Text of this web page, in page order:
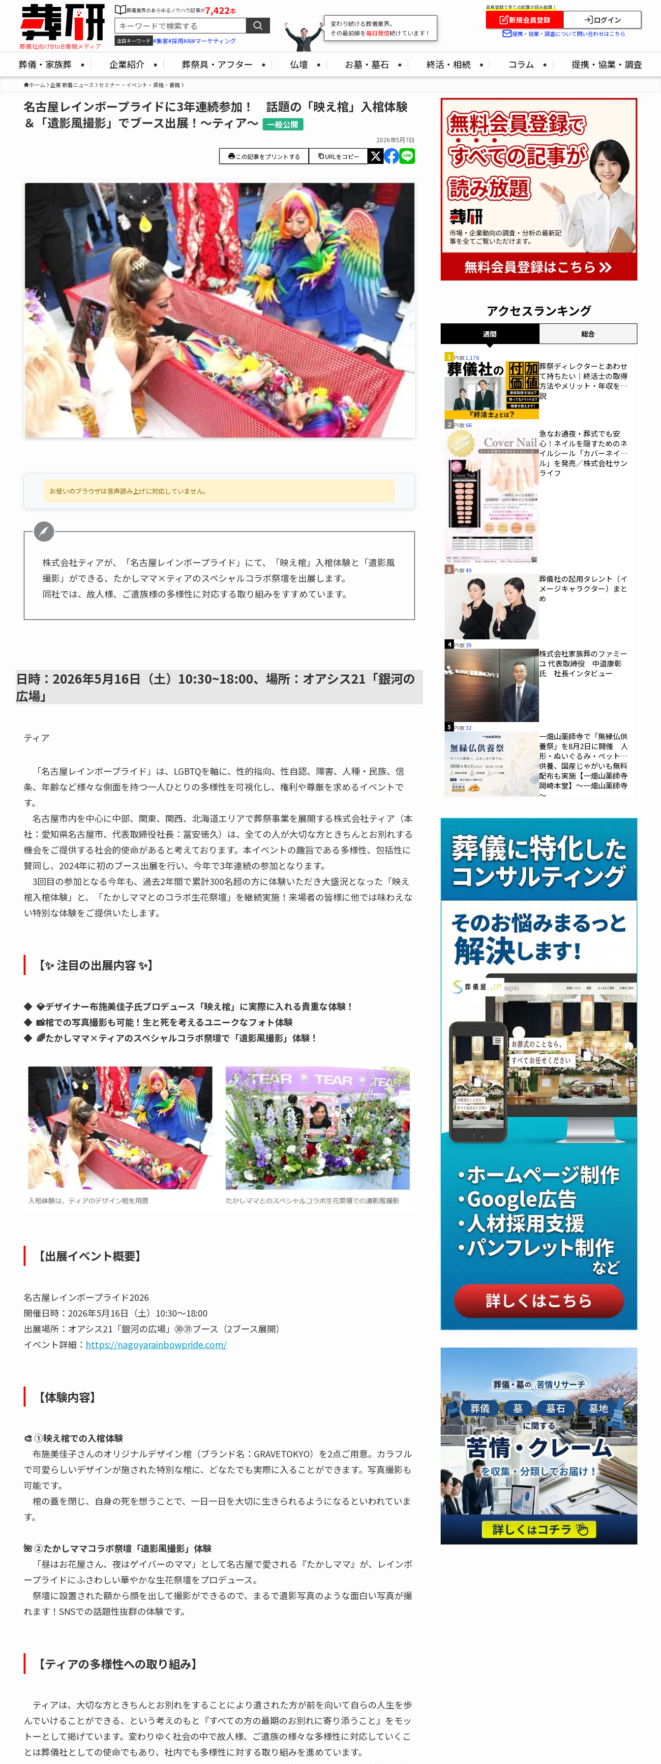
葬儀社向けBtoB情報メディア
葬儀業界のあらゆるノウハウ記事が7,422本
注目キーワード #集客#採用#AI#マーケティング
変わり続ける葬儀業界。
その最前線を毎日発信続けています！
会員登録で全ての記事が読み放題！
新規会員登録 ログイン
提携・協業・調査について問い合わせはこちら
葬儀・家族葬 企業紹介 葬祭具・アフター 仏壇 お墓・墓石 終活・相続 コラム 提携・協業・調査
ホーム 企業 新着ニュース セミナー・イベント・資格・書籍
名古屋レインボープライドに3年連続参加！ 話題の「映え棺」入棺体験
＆「遺影風撮影」でブース出展！～ティア～
一般公開
2026年5月7日
この記事をプリントする
URLをコピー
お使いのブラウザは音声読み上げに対応していません。
株式会社ティアが、「名古屋レインボープライド」にて、「映え棺」入棺体験と「遺影風
撮影」ができる、たかしママ×ティアのスペシャルコラボ祭壇を出展します。
同社では、故人様、ご遺族様の多様性に対応する取り組みをすすめています。
日時：2026年5月16日（土）10:30~18:00、場所：オアシス21「銀河の
広場」
ティア
「名古屋レインボープライド」は、LGBTQを軸に、性的指向、性自認、障害、人種・民族、信
条、年齢など様々な側面を持つ一人ひとりの多様性を可視化し、権利や尊厳を求めるイベントで
す。
名古屋市内を中心に中部、関東、関西、北海道エリアで葬祭事業を展開する株式会社ティア（本
社：愛知県名古屋市、代表取締役社長：冨安徳久）は、全ての人が大切な方ときちんとお別れする
機会をご提供する社会的使命があると考えております。本イベントの趣旨である多様性、包括性に
賛同し、2024年に初のブース出展を行い、今年で3年連続の参加となります。
3回目の参加となる今年も、過去2年間で累計300名超の方に体験いただき大盛況となった「映え
棺入棺体験」と、「たかしママとのコラボ生花祭壇」を継続実施！来場者の皆様に他では味わえな
い特別な体験をご提供いたします。
【✨ 注目の出展内容 ✨】
◆ 💎デザイナー布施美佳子氏プロデュース「映え棺」に実際に入れる貴重な体験！
◆ 📸棺での写真撮影も可能！生と死を考えるユニークなフォト体験
◆ 🌈たかしママ×ティアのスペシャルコラボ祭壇で「遺影風撮影」体験！
【出展イベント概要】
名古屋レインボープライド2026
開催日時：2026年5月16日（土）10:30～18:00
出展場所：オアシス21「銀河の広場」㉚㉛ブース（2ブース展開）
イベント詳細： https://nagoyarainbowpride.com/
【体験内容】
🎨 ①映え棺での入棺体験
布施美佳子さんのオリジナルデザイン棺（ブランド名：GRAVETOKYO）を2点ご用意。カラフル
で可愛らしいデザインが施された特別な棺に、どなたでも実際に入ることができます。写真撮影も
可能です。
棺の蓋を閉じ、自身の死を想うことで、一日一日を大切に生きられるようになるといわれていま
す。
🌺 ②たかしママコラボ祭壇「遺影風撮影」体験
「昼はお花屋さん、夜はゲイバーのママ」として名古屋で愛される『たかしママ』が、レインボ
ープライドにふさわしい華やかな生花祭壇をプロデュース。
祭壇に設置された額から顔を出して撮影ができるので、まるで遺影写真のような面白い写真が撮
れます！SNSでの話題性抜群の体験です。
【ティアの多様性への取り組み】
ティアは、大切な方ときちんとお別れをすることにより遺された方が前を向いて自らの人生を歩
んでいけることができる、という考えのもと『すべての方の最期のお別れに寄り添うこと』をモッ
トーとして掲げています。変わりゆく社会の中で故人様、ご遺族の様々な多様性に対応していくこ
とは葬儀社としての使命でもあり、社内でも多様性に対する取り組みを進めています。
アクセスランキング
週間 総合
1 PV数1,176
葬祭ディレクターとあわせ
て持ちたい｜終活士の取得
方法やメリット・年収を解
説
2 PV数 66
急なお通夜・葬式でも安
心！ネイルを隠すためのネ
イルシール「カバーネイ
ル」を発売／株式会社サン
ライフ
3 PV数49
葬儀社の起用タレント（イ
メージキャラクター）まと
め
4 PV数39
株式会社家族葬のファミー
ユ 代表取締役 中道康彰
氏 社長インタビュー
5 PV数32
一畑山薬師寺で「無縁仏供
養祭」を8月2日に開催 人
形・ぬいぐるみ・ペットの
供養、国産じゃがいも無料
配布も実施【一畑山薬師寺
岡崎本堂】～一畑山薬師寺
～